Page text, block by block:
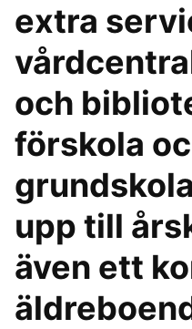
extra
och
förskola
upp till
även ett